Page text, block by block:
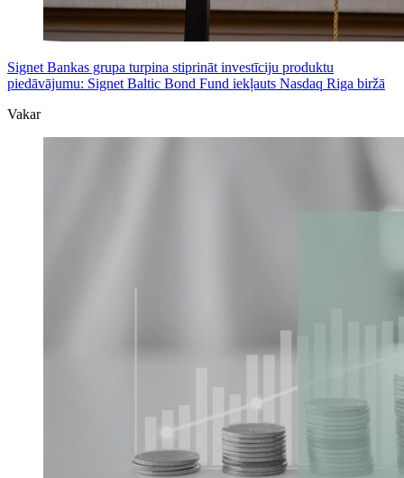
Signet Bankas grupa turpina stiprināt investīciju produktu
piedāvājumu: Signet Baltic Bond Fund iekļauts Nasdaq Riga biržā
Vakar